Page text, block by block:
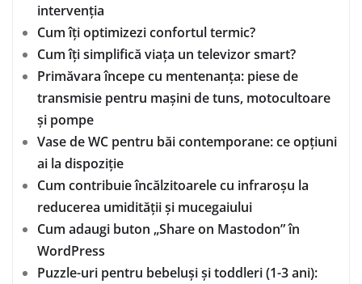
intervenția
Cum îți optimizezi confortul termic?
Cum îți simplifică viața un televizor smart?
Primăvara începe cu mentenanța: piese de
transmisie pentru mașini de tuns, motocultoare
și pompe
Vase de WC pentru băi contemporane: ce opțiuni
ai la dispoziție
Cum contribuie încălzitoarele cu infraroșu la
reducerea umidității și mucegaiului
Cum adaugi buton „Share on Mastodon” în
WordPress
Puzzle-uri pentru bebeluși și toddleri (1-3 ani):